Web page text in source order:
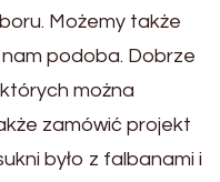
Możemy także
podoba. Dobrze
można
zamówić projekt
było z falbanami i